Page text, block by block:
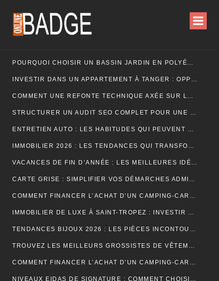
POURQUOI CHOISIR UN BASSIN JARDIN EN POLYÉTHYLÈNE FERME ?
INVESTIR DANS UN APPARTEMENT À TANGER : OPPORTUNITÉS ET POINTS ESSENTIELS À CONNAÎTRE
COMMENT UNE REFONTE TECHNIQUE AXÉE SUR LES SIGNAUX WEB ESSENTIELS A BOOSTÉ LES VENTES D’UNE BOUTIQUE EN LIGNE
STRUCTURER UN AUDIT SEO COMPLET POUR UNE PLATEFORME E-COMMERCE INTERNATIONALE
ENTRETIEN AUTO : LES HABITUDES QUI PEUVENT PROLONGER LA VIE DE VOTRE VÉHICULE
IMMOBILIER 2026 : LES TENDANCES QUI TRANSFORMENT LE MARCHÉ DE LA LOCATION
VACANCES DE FIN D’ANNÉE : LES MEILLEURES IDÉES POUR CÉLÉBRER LES FÊTES
CARTE GRISE : SIMPLIFIER VOS DÉMARCHES ADMINISTRATIVES
COMMENT FINANCER L’ACHAT D’UN CAMPING-CAR : CRÉDIT, LEASING OU PAIEMENT COMPTANT ?
IMMOBILIER DE LUXE À SAINT-TROPEZ : INVESTIR DANS UN ART DE VIVRE
TENDANCES BIJOUX 2026 : LES PIÈCES INCONTOURNABLES À PORTER CETTE ANNÉE
TROUVEZ LES MEILLEURS GROSSISTES DE VÊTEMENTS PAT PATROUILLE POUR BOOSTER VOTRE ACTIVITÉ DE REVENTE RENTABLE
COMMENT FINANCER L’ACHAT D’UN CAMPING-CAR : CRÉDIT, LEASING OU PAIEMENT COMPTANT ?
NIVEAUX EIDAS DE SIGNATURE : COMMENT CHOISIR LE BON NIVEAU POUR SÉCURISER VOS DOCUMENTS